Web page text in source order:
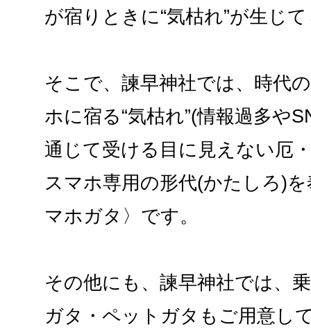
が宿りときに“気枯れ”が生じ
そこで、諫早神社では、時代
ホに宿る“気枯れ”(情報過多や
通じて受ける目に見えない厄
スマホ専用の形代(かたしろ)
マホガタ〉です。
その他にも、諫早神社では、
ガタ・ペットガタもご用意し